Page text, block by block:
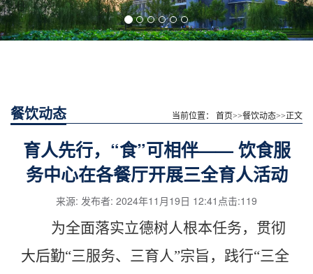
餐饮动态 当前位置： 首页>>餐饮动态>>正文
育人先行，“食”可相伴—— 饮食服
务中心在各餐厅开展三全育人活动
来源: 发布者: 2024年11月19日 12:41点击:119
为全面落实立德树人根本任务， 贯彻
大后勤“三服务、三育人”宗旨 ，践行“三全